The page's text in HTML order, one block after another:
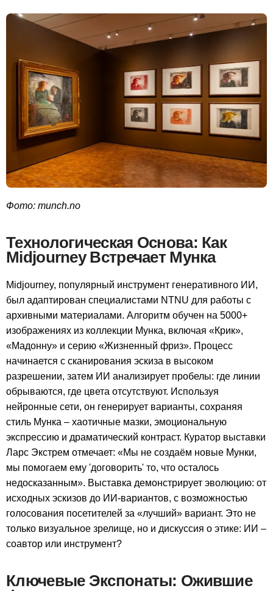
Фото: munch.no
Технологическая Основа: Как
Midjourney Встречает Мунка
Midjourney, популярный инструмент генеративного ИИ,
был адаптирован специалистами NTNU для работы с
архивными материалами. Алгоритм обучен на 5000+
изображениях из коллекции Мунка, включая «Крик»,
«Мадонну» и серию «Жизненный фриз». Процесс
начинается с сканирования эскиза в высоком
разрешении, затем ИИ анализирует пробелы: где линии
обрываются, где цвета отсутствуют. Используя
нейронные сети, он генерирует варианты, сохраняя
стиль Мунка – хаотичные мазки, эмоциональную
экспрессию и драматический контраст. Куратор выставки
Ларс Экстрем отмечает: «Мы не создаём новые Мунки,
мы помогаем ему 'договорить' то, что осталось
недосказанным». Выставка демонстрирует эволюцию: от
исходных эскизов до ИИ-вариантов, с возможностью
голосования посетителей за «лучший» вариант. Это не
только визуальное зрелище, но и дискуссия о этике: ИИ –
соавтор или инструмент?
Ключевые Экспонаты: Ожившие